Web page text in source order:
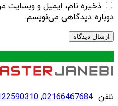
ذخیره نام، ایمیل و وبسایت
دوباره دیدگاهی می‌نویسم.
.
تلفن 02166467684
,